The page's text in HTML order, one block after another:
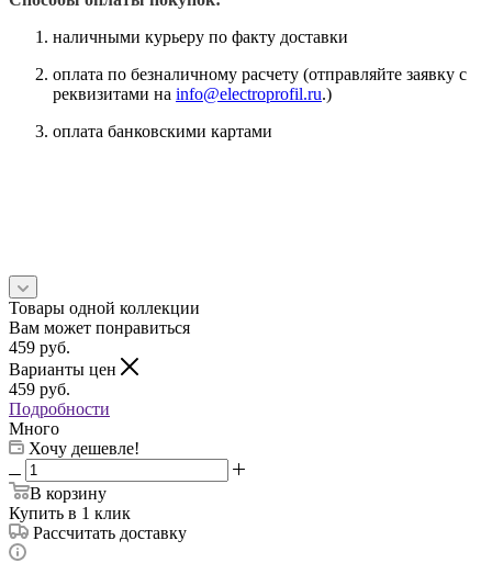
наличными курьеру по факту доставки
оплата по безналичному расчету (отправляйте заявку с
реквизитами на info@electroprofil.ru.)
оплата банковскими картами
Товары одной коллекции
Вам может понравиться
459 руб.
Варианты цен
459 руб.
Подробности
Много
Хочу дешевле!
В корзину
Купить в 1 клик
Рассчитать доставку